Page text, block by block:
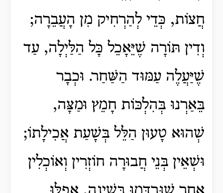
חֲצוֹת, כְּדֵי לְהַרְחִיק מִן הָעֲבֵרָה;
וְדִין תּוֹרָה שֶׁיֵּאָכֵל כָּל הַלַּיְלָה, עַד
שֶׁיַּעֲלֶה עַמּוּד הַשַּׁחַר. וּכְבָר
בֵּאַרְנוּ בְּהִלְכּוֹת חָמֵץ וּמַצָּה,
שְׁהוּא טָעוּן הַלֵּל בְּשָׁעַת אֲכִילָתוֹ;
וּשְׁאֵין בְּנֵי חֲבוּרָה חוֹזְרִין וְאוֹכְלִין